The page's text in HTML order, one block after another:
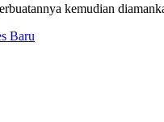
kemudian
Baru